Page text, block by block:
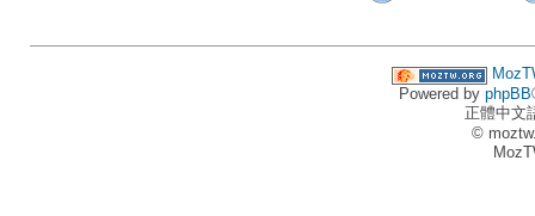
Powered by phpBB
正體中文
©